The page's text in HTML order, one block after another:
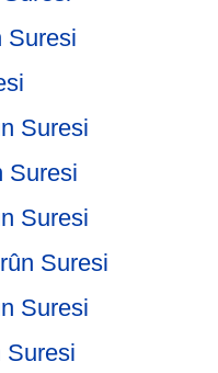
Suresi
Suresi
Suresi
Suresi
Suresi
Suresi
Suresi